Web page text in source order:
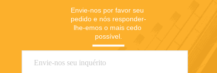
Envie-nos por favor seu
pedido e nós responder-
lhe-emos o mais cedo
possível.